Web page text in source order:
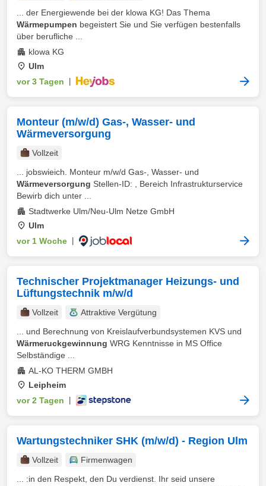
... der Energiewende bei der klowa KG! Das Thema
Wärmepumpen begeistert Sie und Sie verfügen bestenfalls
über berufliche ...
klowa KG
Ulm
vor 3 Tagen
Monteur (m/w/d) Gas-, Wasser- und
Wärmeversorgung
Vollzeit
... jobswieich. Monteur m/w/d Gas-, Wasser- und
Wärmeversorgung Stellen-ID: , Bereich Infrastrukturservice
Bewirb dich unter ...
Stadtwerke Ulm/Neu-Ulm Netze GmbH
Ulm
vor 1 Woche
Technischer Projektmanager Heizungs- und
Lüftungstechnik m/w/d
Vollzeit
Attraktive Vergütung
... und Berechnung von Kreislaufverbundsystemen KVS und
Wärmeruckgewinnung WRG Kenntnisse in MS Office
Selbständige ...
AL-KO THERM GMBH
Leipheim
vor 2 Tagen
Wartungstechniker SHK (m/w/d) - Region Ulm
Vollzeit
Firmenwagen
... :in den Respekt, den Du verdienst. Ihr seid unsere